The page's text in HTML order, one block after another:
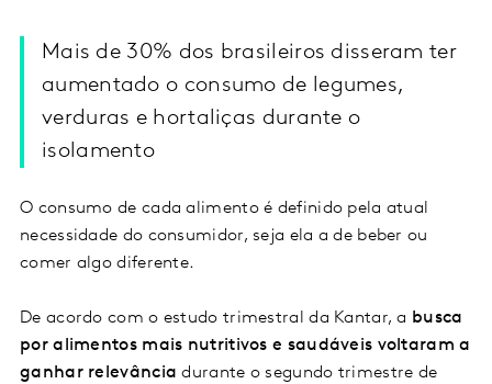
Mais de 30% dos brasileiros disseram ter
aumentado o consumo de legumes,
verduras e hortaliças durante o
isolamento
O consumo de cada alimento é definido pela atual
necessidade do consumidor, seja ela a de beber ou
comer algo diferente.
De acordo com o estudo trimestral da Kantar, a busca
por alimentos mais nutritivos e saudáveis voltaram a
ganhar relevância durante o segundo trimestre de